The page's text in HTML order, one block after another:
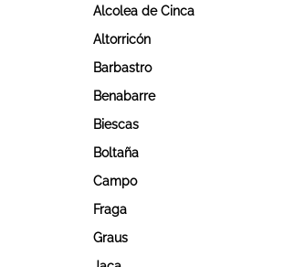
Alcolea de Cinca
Altorricón
Barbastro
Benabarre
Biescas
Boltaña
Campo
Fraga
Graus